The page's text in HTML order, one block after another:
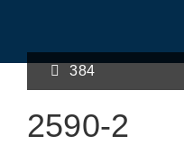
384
2590-2